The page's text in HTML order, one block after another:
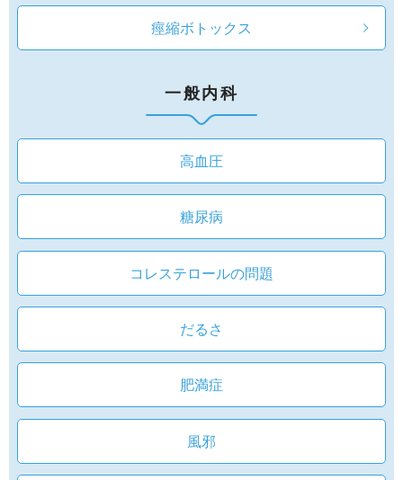
痙縮ボトックス
一般内科
高血圧
糖尿病
コレステロールの問題
だるさ
肥満症
風邪